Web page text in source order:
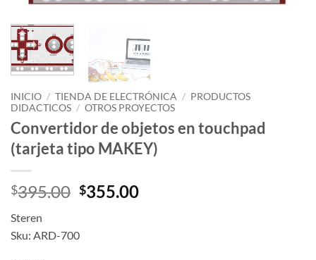
INICIO / TIENDA DE ELECTRÓNICA / PRODUCTOS
DIDACTICOS / OTROS PROYECTOS
Convertidor de objetos en touchpad
(tarjeta tipo MAKEY)
$395.00 Original
$395.00.
$355.00Current
Steren
Sku: ARD-700